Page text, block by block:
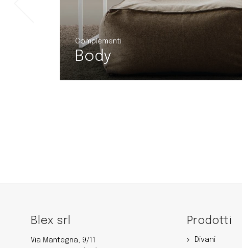
Complementi
Cubetto
Blex srl
Via Mantegna, 9/11
Prodotti
Divani